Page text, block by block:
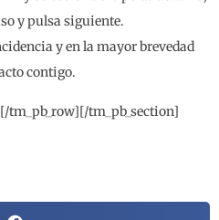
y pulsa siguiente.
y en la mayor brevedad
contigo.
tm_pb_row][/tm_pb_section]